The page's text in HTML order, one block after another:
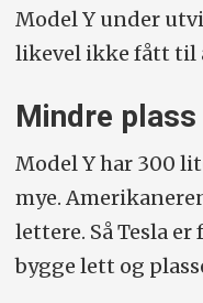
Model Y under
likevel ikke fått til
Mindre plass
Model Y har 300
mye.
lettere. Så Tesla
bygge lett og